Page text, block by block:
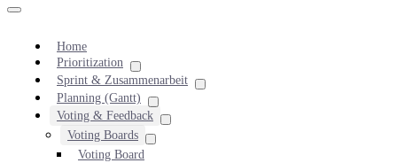
Home
Prioritization
Sprint & Zusammenarbeit
Planning (Gantt)
Voting & Feedback
Voting Boards
Voting Board